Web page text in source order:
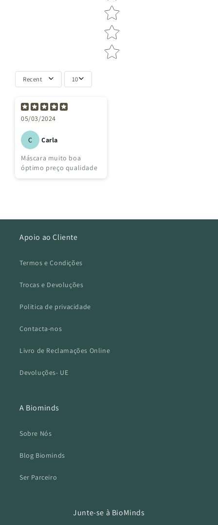
Recent 10
05/03/2024
C Carla
Máscara muito boa
óptimo preço qualidade
Apoio ao Cliente
Termos e Condições
Trocas e Devoluções
Politica de privacidade
Contacta-nos
Livro de Reclamações Online
Devoluções- UE
A Biominds
Sobre Nós
Blog Biominds
Ser Parceiro
Junte-se à BioMinds